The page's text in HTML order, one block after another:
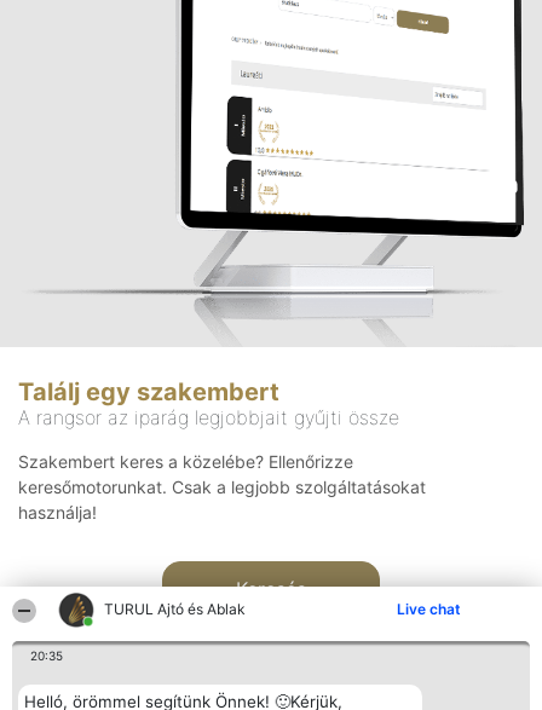
TURUL Ajtó és Ablak Live chat
20:35
Helló, örömmel segítünk Önnek! 🙂Kérjük,
Találj egy szakembert
A rangsor az iparág legjobbjait gyűjti össze
Szakembert keres a közelébe? Ellenőrizze
keresőmotorunkat. Csak a legjobb szolgáltatásokat
használja!
Keresés